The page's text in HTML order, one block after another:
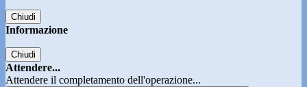
Chiudi
Informazione
Chiudi
Attendere...
Attendere il completamento dell'operazione...